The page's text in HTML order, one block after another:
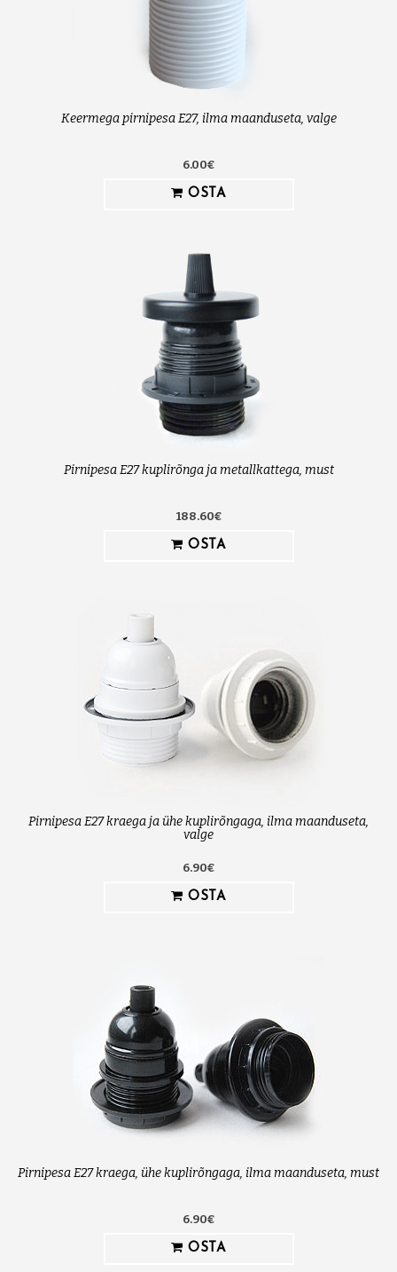
Keermega pirnipesa E27, ilma maanduseta, valge
6.00€
OSTA
Pirnipesa E27 kuplirõnga ja metallkattega, must
188.60€
OSTA
Pirnipesa E27 kraega ja ühe kuplirõngaga, ilma maanduseta,
valge
6.90€
OSTA
Pirnipesa E27 kraega, ühe kuplirõngaga, ilma maanduseta, must
6.90€
OSTA